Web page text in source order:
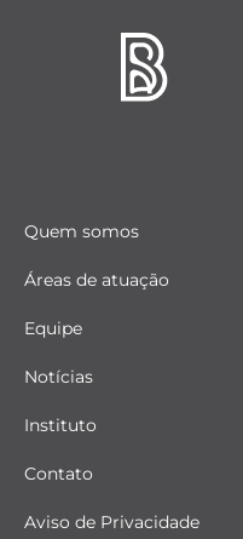
Quem somos
Áreas de atuação
Equipe
Notícias
Instituto
Contato
Aviso de Privacidade